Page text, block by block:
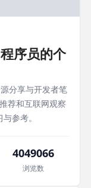
序员的个
分享与开发者笔
荐和互联网观察
参考。
4049066
浏览数